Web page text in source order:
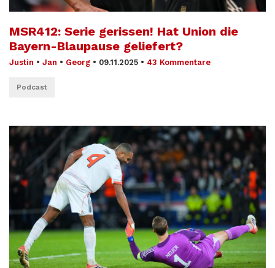
MSR412: Serie gerissen! Hat Union die
Bayern-Blaupause geliefert?
Justin • Jan • Georg • 09.11.2025 • 43 Kommentare
Podcast